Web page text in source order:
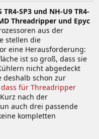
SP3 und NH-U9 TR4-
Threadripper und Epyc
aus der
stellen die
eine Herausforderung:
ist so groß, dass sie
nicht abgedeckt
deshalb schon zur
dass für Threadripper
nach der
auch drei passende
kompletten